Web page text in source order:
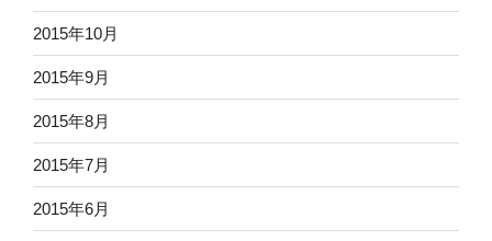
2015年10月
2015年9月
2015年8月
2015年7月
2015年6月